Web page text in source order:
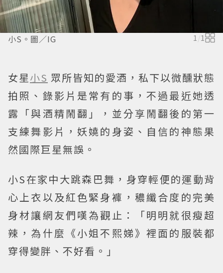
小S。圖／IG 1/1
女星小S 眾所皆知的愛酒，私下以微醺狀態
拍照、錄影片是常有的事，不過最近她透
露「與酒精鬧翻」，並分享鬧翻後的第一
支練舞影片，妖嬈的身姿、自信的神態果
然國際巨星無誤。
小S在家中大跳森巴舞，身穿輕便的運動背
心上衣以及紅色緊身褲，穠纖合度的完美
身材讓網友們嘆為觀止：「明明就很瘦超
辣，為什麼《小姐不熙娣》裡面的服裝都
穿得變胖、不好看。」